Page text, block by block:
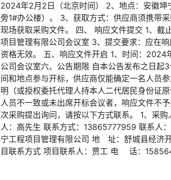
2024年2月2日（北京时间） 2、地点：安徽坤
旁1#办公楼）。 3、获取方式：供应商须携带
现场获取采购文件。 四、 响应文件提交 1、
项目管理有限公司会议室 3、提交要求：应在
资格无效。 五、响应文件开启 1、时间：
公司会议室六、公告期限 自本公告发布之日起
间和地点参与开标，供应商仅能确定一名人员
明（或授权委托代理人持本人二代居民身份证
人员不一致或未出席开标会议者，响应文件不
次采购提出询问，请按以下方式联系。 1、采
人：高先生 联系方式：13865777959 联系人
宁工程项目管理有限公司 地 址：舒城县经济
目联系方式 项目联系人：贾工 电 话：